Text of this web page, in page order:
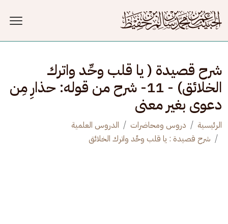
شرح قصيدة ( يا قلب وحِّد واترك
الخلائق) - 11- شرح من قوله: حذارِ مِن
دعوى بغير معنى
الرئيسية دروس ومحاضرات
الدروس العلمية
شرح قصيدة : يا قلب وحِّد واترك الخلائق